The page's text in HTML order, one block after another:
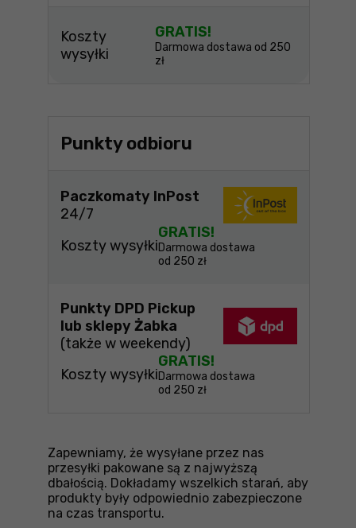
Koszty
wysyłki
GRATIS!
Darmowa dostawa od 250
zł
Punkty odbioru
Paczkomaty InPost
24/7
Koszty wysyłki
GRATIS!
Darmowa dostawa
od 250 zł
Punkty DPD Pickup
lub sklepy Żabka
(także w weekendy)
Koszty wysyłki
GRATIS!
Darmowa dostawa
od 250 zł
Zapewniamy, że wysyłane przez nas
przesyłki pakowane są z najwyższą
dbałością. Dokładamy wszelkich starań, aby
produkty były odpowiednio zabezpieczone
na czas transportu.